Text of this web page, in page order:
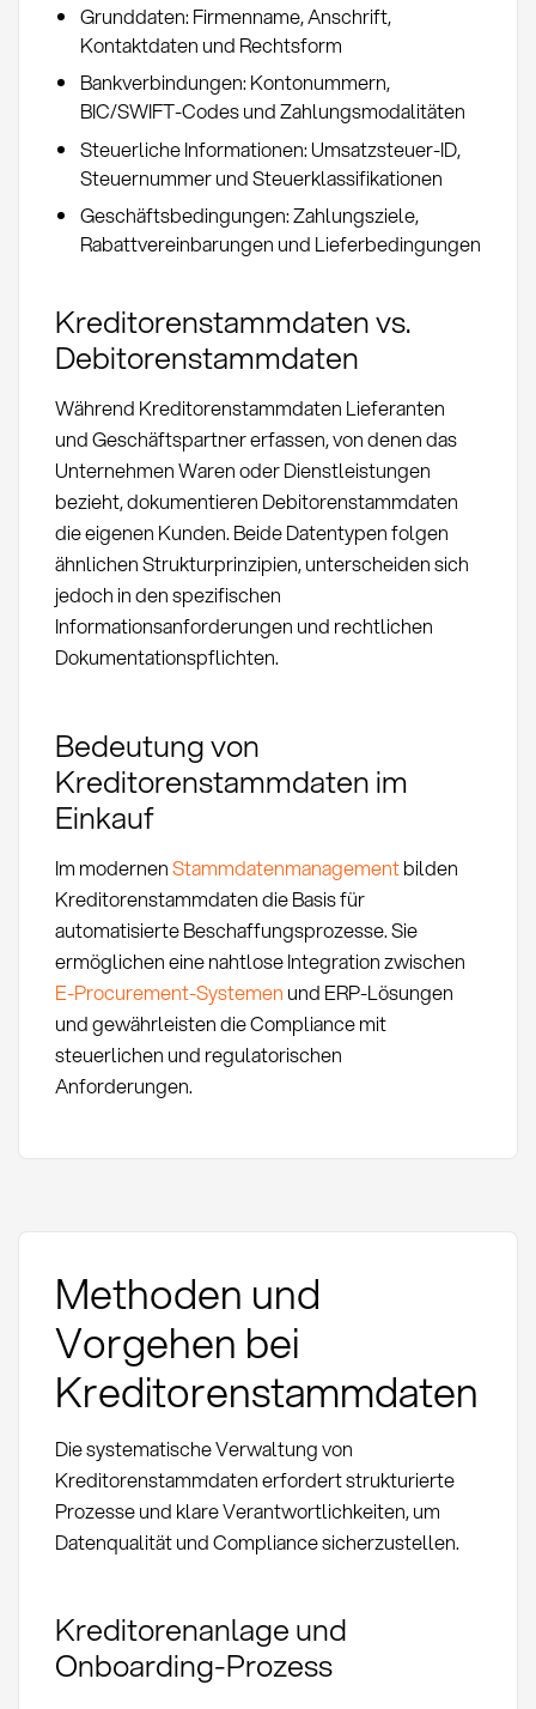
Grunddaten: Firmenname, Anschrift,
Kontaktdaten und Rechtsform
Bankverbindungen: Kontonummern,
BIC/SWIFT-Codes und Zahlungsmodalitäten
Steuerliche Informationen: Umsatzsteuer-ID,
Steuernummer und Steuerklassifikationen
Geschäftsbedingungen: Zahlungsziele,
Rabattvereinbarungen und Lieferbedingungen
Kreditorenstammdaten vs.
Debitorenstammdaten
Während Kreditorenstammdaten Lieferanten
und Geschäftspartner erfassen, von denen das
Unternehmen Waren oder Dienstleistungen
bezieht, dokumentieren Debitorenstammdaten
die eigenen Kunden. Beide Datentypen folgen
ähnlichen Strukturprinzipien, unterscheiden sich
jedoch in den spezifischen
Informationsanforderungen und rechtlichen
Dokumentationspflichten.
Bedeutung von
Kreditorenstammdaten im
Einkauf
Im modernenStammdatenmanagementbilden
Kreditorenstammdaten die Basis für
automatisierte Beschaffungsprozesse. Sie
ermöglichen eine nahtlose Integration zwischen
E-Procurement-Systemen und ERP-Lösungen
und gewährleisten die Compliance mit
steuerlichen und regulatorischen
Anforderungen.
Methoden und
Vorgehen bei
Kreditorenstammdaten
Die systematische Verwaltung von
Kreditorenstammdaten erfordert strukturierte
Prozesse und klare Verantwortlichkeiten, um
Datenqualität und Compliance sicherzustellen.
Kreditorenanlage und
Onboarding-Prozess